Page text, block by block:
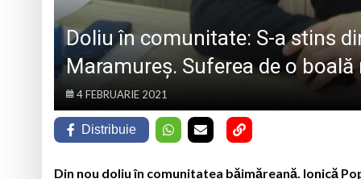
Doliu în comunitate: S-a stins
Maramureș. Suferea de o
4 FEBRUARIE 2021
Distribuie
Din nou doliu în comunitatea băimăreană. Ionică